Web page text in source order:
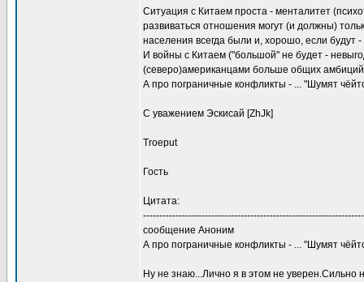
Ситуация с Китаем проста - менталитет
развиваться отношения могут (и должны)
населения всегда были и, хорошо, если будут
И войны с Китаем ("большой" не будет -
(северо)американцами больше общих
А про пограничные конфликты - ... "Шумят
С уважением Эскисай [ZhJk]
Troeput
Гость
Цитата:
сообщение Аноним
А про пограничные конфликты - ... "Шумят
Ну не знаю...Лично я в этом не уверен.Сильно